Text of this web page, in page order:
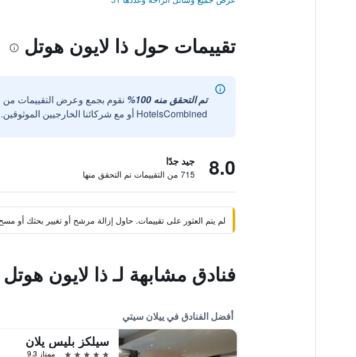
تقييمات حول ذا لايون هوتل
تم التحقق منه 100%
نقوم بجمع وعرض التقييمات من
HotelsCombined أو مع شركائنا الخارجيين الموثوقين.
8.0 جيد جدًا
715 من التقييمات تم التحقق منها
لم يتم العثور على تقييمات. حاول إزالة مرشح أو تغيير بحثك أو
فنادق مشابهة لـ ذا لايون هوتل
أفضل الفنادق في ييلان سيتي
سيلكز بليس يلان
5 نجوم
ممتاز 9.3